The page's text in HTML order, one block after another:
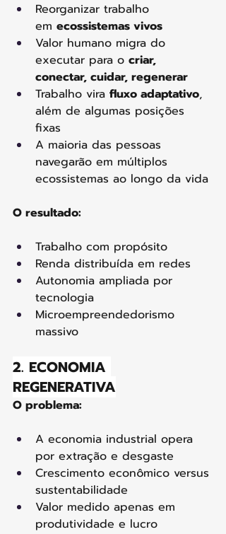
Reorganizar trabalho
em ecossistemas vivos
Valor humano migra do
executar para o criar,
conectar, cuidar, regenerar
Trabalho vira fluxo adaptativo,
além de algumas posições
fixas
A maioria das pessoas
navegarão em múltiplos
ecossistemas ao longo da vida
O resultado:
Trabalho com propósito
Renda distribuída em redes
Autonomia ampliada por
tecnologia
Microempreendedorismo
massivo
2. ECONOMIA
REGENERATIVA
O problema:
A economia industrial opera
por extração e desgaste
Crescimento econômico versus
sustentabilidade
Valor medido apenas em
produtividade e lucro